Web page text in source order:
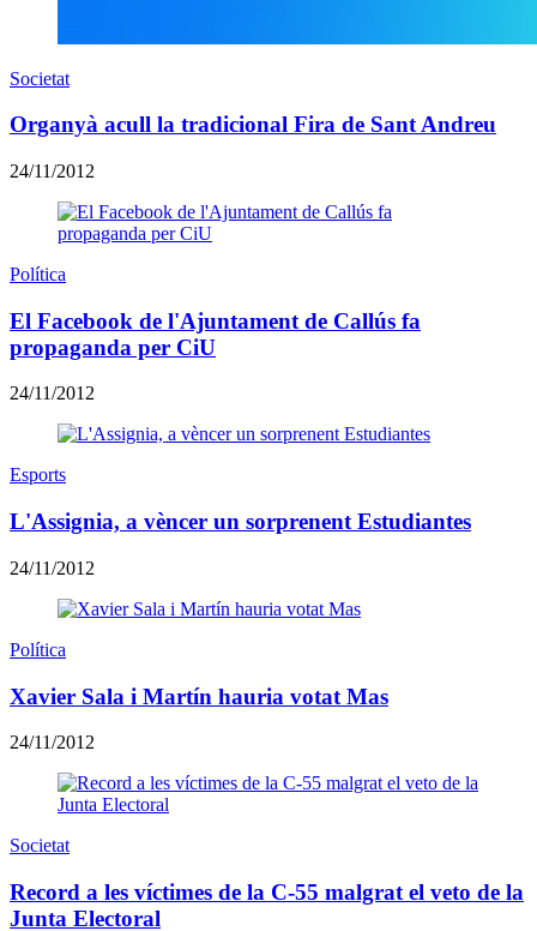
Societat
Organyà acull la tradicional Fira de Sant Andreu
24/11/2012
Política
El Facebook de l'Ajuntament de Callús fa
propaganda per CiU
24/11/2012
Esports
L'Assignia, a vèncer un sorprenent Estudiantes
24/11/2012
Política
Xavier Sala i Martín hauria votat Mas
24/11/2012
Societat
Record a les víctimes de la C-55 malgrat el veto de la
Junta Electoral